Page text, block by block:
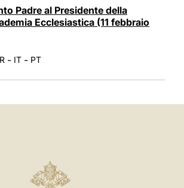
Padre al Presidente della
Ecclesiastica (11 febbraio
- IT - PT